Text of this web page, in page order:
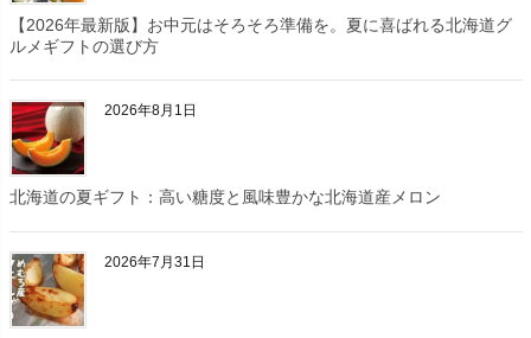
【2026年最新版】お中元はそろそろ準備を。夏に喜ばれる北海道グ
ルメギフトの選び方
2026年8月1日
北海道の夏ギフト：高い糖度と風味豊かな北海道産メロン
2026年7月31日